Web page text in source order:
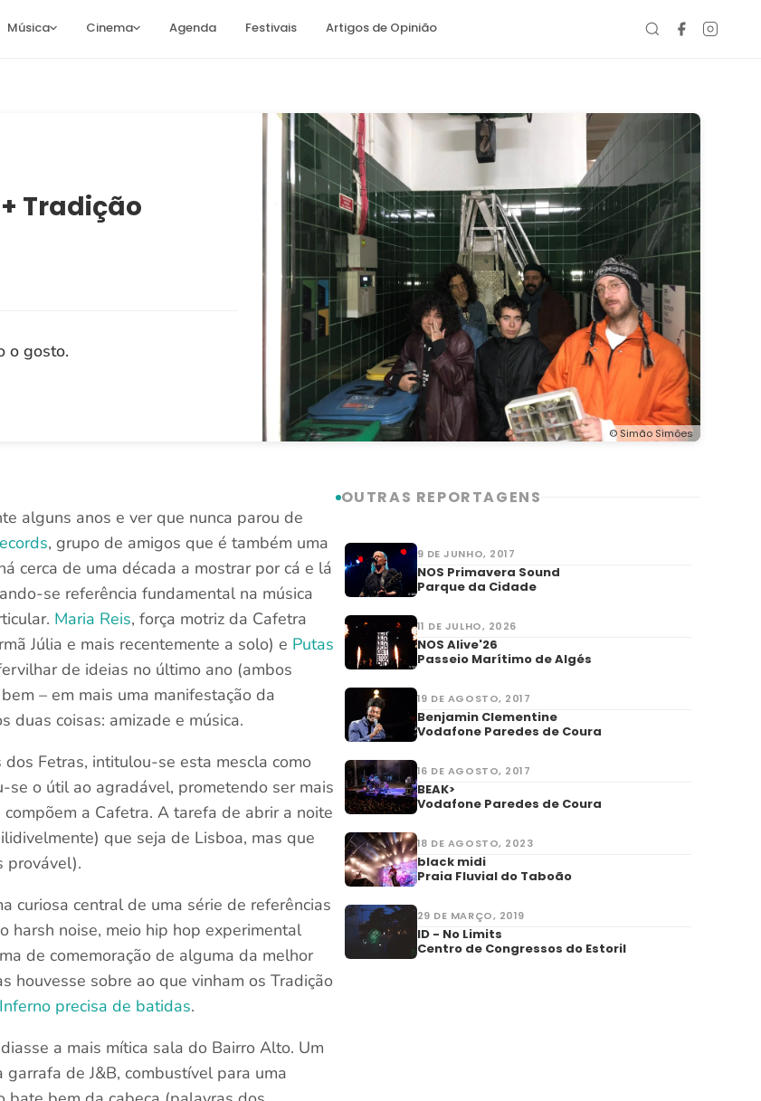
Música Cinema Agenda Festivais Artigos de Opinião
Tradição
o gosto.
© Simão Simões
alguns anos e ver que nunca parou de
, grupo de amigos que é também uma
cerca de uma década a mostrar por cá e lá
se referência fundamental na música
Maria Reis, força motriz da Cafetra
Júlia e mais recentemente a solo) e Putas
de ideias no último ano (ambos
– em mais uma manifestação da
duas coisas: amizade e música.
Fetras, intitulou-se esta mescla como
se o útil ao agradável, prometendo ser mais
a Cafetra. A tarefa de abrir a noite
que seja de Lisboa, mas que
provável).
curiosa central de uma série de referências
harsh noise, meio hip hop experimental
de comemoração de alguma da melhor
houvesse sobre ao que vinham os Tradição
Inferno precisa de batidas.
a mais mítica sala do Bairro Alto. Um
de J&B, combustível para uma
OUTRAS REPORTAGENS
9 DE JUNHO, 2017
NOS Primavera Sound
Parque da Cidade
11 DE JULHO, 2026
NOS Alive'26
Passeio Marítimo de Algés
19 DE AGOSTO, 2017
Benjamin Clementine
Vodafone Paredes de Coura
16 DE AGOSTO, 2017
BEAK>
Vodafone Paredes de Coura
18 DE AGOSTO, 2023
black midi
Praia Fluvial do Taboão
29 DE MARÇO, 2019
ID - No Limits
Centro de Congressos do Estoril